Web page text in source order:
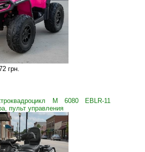
грн.
M 6080 EBLR-11
пульт управления